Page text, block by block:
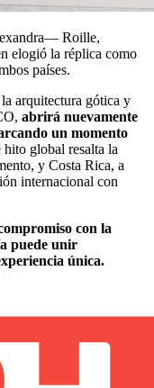
Roille,
elogió la réplica como
países.
arquitectura gótica y
abrirá nuevamente
un momento
hito global resalta la
y Costa Rica, a
internacional con
con la
puede unir
única.